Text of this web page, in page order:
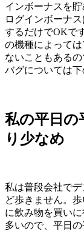
インボーナスを
ログインボーナ
するだけでOKで
の機種によって
ないこともある
バグについては下
私の平日の
り少なめ
私は普段会社で
ど歩きません。
に飲み物を買い
多いので、平日